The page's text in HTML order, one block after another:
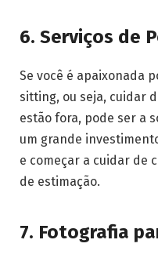
6. Serviços de
Se você é apaixonada
sitting, ou seja, cuidar
estão fora, pode ser a
um grande
e começar a cuidar de
de estimação.
7. Fotografia